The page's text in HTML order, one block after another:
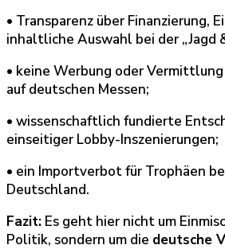
• Transparenz über Finanzierung,
inhaltliche Auswahl bei der „Jagd
• keine Werbung oder
auf deutschen Messen;
• wissenschaftlich fundierte
einseitiger Lobby-Inszenierungen;
• ein Importverbot für Trophäen
Deutschland.
Fazit: Es geht hier nicht um
Politik, sondern um die deutsche